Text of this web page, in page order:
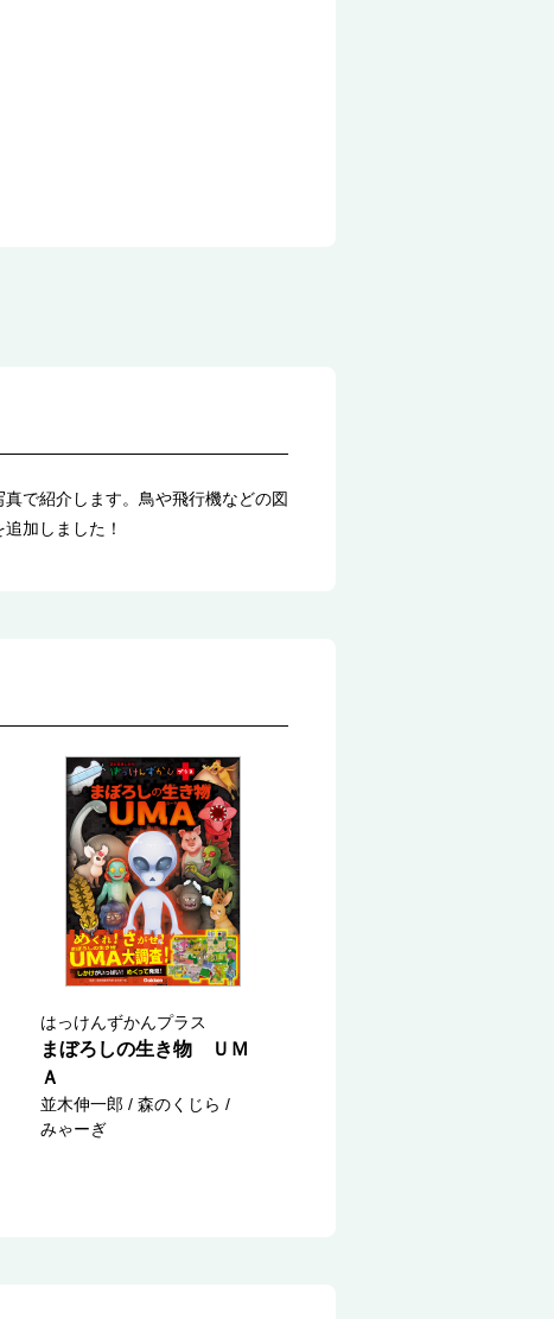
で紹介します。鳥や飛行機などの図
加しました！
はっけんずかんプラス
まぼろしの生き物 ＵＭ
Ａ
並木伸一郎 / 森のくじら /
みゃーぎ